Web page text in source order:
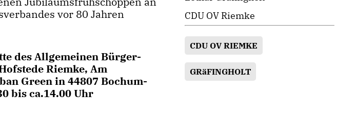
vor 80 Jahren
des Allgemeinen Bürger-
Riemke, Am
Green in 44807 Bochum-
bis ca.14.00 Uhr
CDU OV Riemke
CDU OV RIEMKE
GRäFINGHOLT